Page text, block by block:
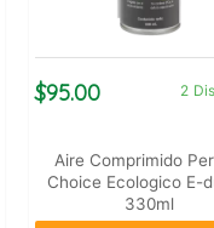
$95.00 2
Aire Comprimido
Choice Ecologico E-
330ml